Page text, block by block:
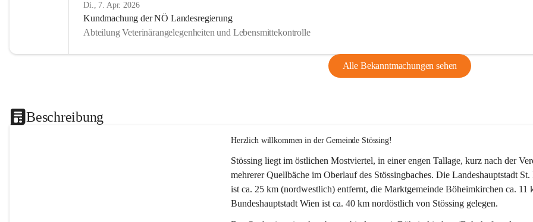
Di., 7. Apr. 2026
Kundmachung der NÖ Landesregierung
Abteilung Veterinärangelegenheiten und Lebensmittekontrolle
Alle Bekanntmachungen sehen
Beschreibung
Herzlich willkommen in der Gemeinde Stössing!
Stössing liegt im östlichen Mostviertel, in einer engen Tallage, kurz nach der
mehrerer Quellbäche im Oberlauf des Stössingbaches. Die Landeshauptstadt
ist ca. 25 km (nordwestlich) entfernt, die Marktgemeinde Böheimkirchen ca.
Bundeshauptstadt Wien ist ca. 40 km nordöstlich von Stössing gelegen.